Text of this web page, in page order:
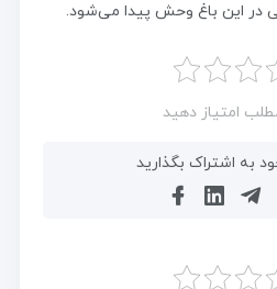
در این باغ وحش پیدا می‌شود.
امتیاز دهید
به اشتراک بگذارید